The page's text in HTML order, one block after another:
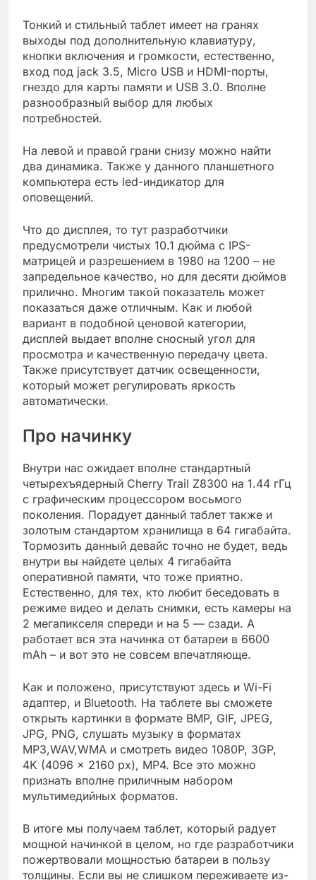
Тонкий и стильный таблет имеет на гранях
выходы под дополнительную клавиатуру,
кнопки включения и громкости, естественно,
вход под jack 3.5, Micro USB и HDMI-порты,
гнездо для карты памяти и USB 3.0. Вполне
разнообразный выбор для любых
потребностей.
На левой и правой грани снизу можно найти
два динамика. Также у данного планшетного
компьютера есть led-индикатор для
оповещений.
Что до дисплея, то тут разработчики
предусмотрели чистых 10.1 дюйма с IPS-
матрицей и разрешением в 1980 на 1200 – не
запредельное качество, но для десяти дюймов
прилично. Многим такой показатель может
показаться даже отличным. Как и любой
вариант в подобной ценовой категории,
дисплей выдает вполне сносный угол для
просмотра и качественную передачу цвета.
Также присутствует датчик освещенности,
который может регулировать яркость
автоматически.
Про начинку
Внутри нас ожидает вполне стандартный
четырехъядерный Cherry Trail Z8300 на 1.44 гГц
с графическим процессором восьмого
поколения. Порадует данный таблет также и
золотым стандартом хранилища в 64 гигабайта.
Тормозить данный девайс точно не будет, ведь
внутри вы найдете целых 4 гигабайта
оперативной памяти, что тоже приятно.
Естественно, для тех, кто любит беседовать в
режиме видео и делать снимки, есть камеры на
2 мегапикселя спереди и на 5 — сзади. А
работает вся эта начинка от батареи в 6600
mAh – и вот это не совсем впечатляюще.
Как и положено, присутствуют здесь и Wi-Fi
адаптер, и Bluetooth. На таблете вы сможете
открыть картинки в формате BMP, GIF, JPEG,
JPG, PNG, слушать музыку в форматах
MP3,WAV,WMA и смотреть видео 1080P, 3GP,
4K (4096 x 2160 px), MP4. Все это можно
признать вполне приличным набором
мультимедийных форматов.
В итоге мы получаем таблет, который радует
мощной начинкой в целом, но где разработчики
пожертвовали мощностью батареи в пользу
толщины. Если вы не слишком переживаете из-